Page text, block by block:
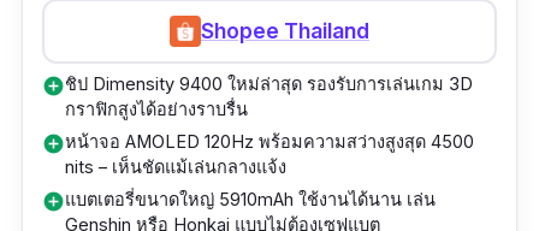
มาตรฐานกันน้ำ-ฝุ่น IP68 ใช้งานได้มั่นใจ
ระบบปฏิบัติการ Android 14 พร้อมอัปเดตตรง
จาก Google
เหมาะกับคนที่ต้องการมือถือกล้องดีที่สุดสำหรับ
ถ่ายรูปคมชัด แชร์ภาพเร็ว และใช้ Android
เพียวๆ ที่ได้อัปเดตนาน
16GB และ ROM สูงสุด 512GB (UFS 4.0) มอบ
ประสบการณ์ใช้งานเร็ว แรง ไร้สะดุด
กล้องหน้า 32MP พร้อมโหมด Portrait Video และ
การถ่าย HDR ช่วยให้เซลฟี่หรือวิดีโอคอลชัดใส
สมจริงในทุกสภาพแสง
Shopee Thailand
add_circleชิป Dimensity 9400 ใหม่ล่าสุด รองรับการเล่นเกม 3D
กราฟิกสูงได้อย่างราบรื่น
add_circleหน้าจอ AMOLED 120Hz พร้อมความสว่างสูงสุด 4500
nits – เห็นชัดแม้เล่นกลางแจ้ง
add_circleแบตเตอรี่ขนาดใหญ่ 5910mAh ใช้งานได้นาน เล่น
Genshin หรือ Honkai แบบไม่ต้องเซฟแบต